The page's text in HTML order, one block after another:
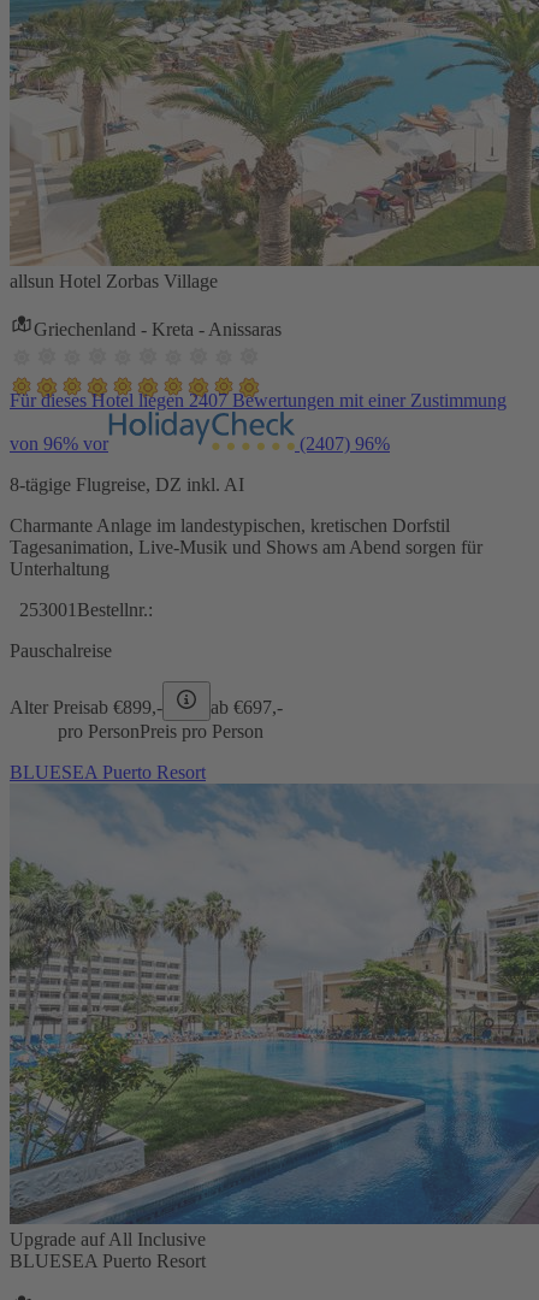
allsun Hotel Zorbas Village
Griechenland - Kreta - Anissaras
Für dieses Hotel liegen 2407 Bewertungen mit einer Zustimmung
von 96% vor (2407) 96%
8-tägige Flugreise, DZ inkl. AI
Charmante Anlage im landestypischen, kretischen Dorfstil
Tagesanimation, Live-Musik und Shows am Abend sorgen für
Unterhaltung
253001 Bestellnr.:
Pauschalreise
Alter Preisab €899,- ab €697,-
pro PersonPreis pro Person
BLUESEA Puerto Resort
Upgrade auf All Inclusive
BLUESEA Puerto Resort